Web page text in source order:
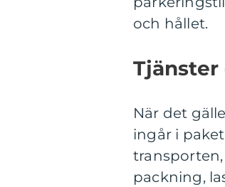
och hållet.
När det
ingår i
packning,